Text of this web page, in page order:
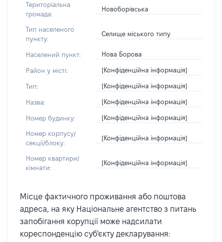
Територіальна
громада:
Новоборівська
Тип населеного
пункту:
Селище міського типу
Населений пункт: Нова Борова
Район у місті: [Конфіденційна інформація]
Тип: [Конфіденційна інформація]
Назва: [Конфіденційна інформація]
Номер будинку: [Конфіденційна інформація]
Номер корпусу/
секції/блоку:
[Конфіденційна інформація]
Номер квартири/
кімнати:
[Конфіденційна інформація]
Місце фактичного проживання або поштова
адреса, на яку Національне агентство з питань
запобігання корупції може надсилати
кореспонденцію суб'єкту декларування: